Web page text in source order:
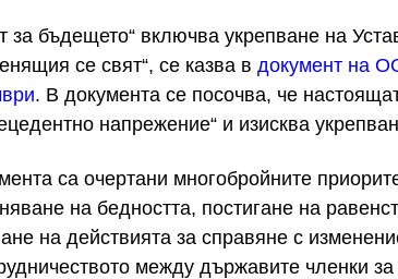
за бъдещето“ включва укрепване на
се свят“, се казва в документ на
. В документа се посочва, че
напрежение“ и изисква
са очертани многобройните
на бедността, постигане на
на действията за справяне с
между държавите членки